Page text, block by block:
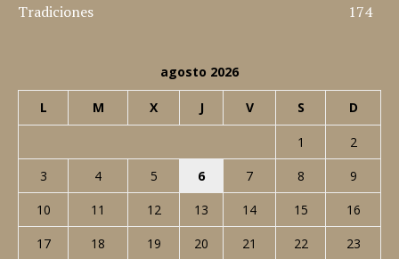
Tradiciones
174
agosto 2026
L M X J V S D
1
2
3
4 5 6 7 8
9
10
11 12 13 14 15
16
17
18 19 20 21 22 23